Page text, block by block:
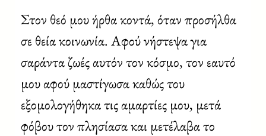
Στον θεό μου ήρθα κοντά, όταν προσήλθα
σε θεία κοινωνία. Αφού νήστεψα για
σαράντα ζωές αυτόν τον κόσμο, τον εαυτό
μου αφού μαστίγωσα καθώς του
εξομολογήθηκα τις αμαρτίες μου, μετά
φόβου τον πλησίασα και μετέλαβα το